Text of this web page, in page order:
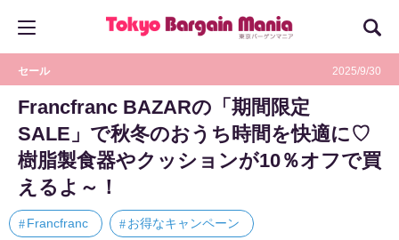
セール 2025/9/30
Francfranc BAZARの「期間限定
SALE」で秋冬のおうち時間を快適に♡
樹脂製食器やクッションが10％オフで買
えるよ～！
Francfranc お得なキャンペーン